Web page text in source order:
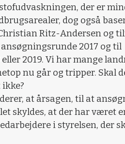
der er
dog også
Ritz-Andersen og
2017 og til
2019. Vi har mange
nu går og tripper. Skal
ikke?
at årsagen, til at
skyldes, at der har været
i styrelsen, der